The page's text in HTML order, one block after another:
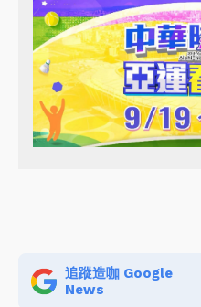
追蹤造咖 Google
News